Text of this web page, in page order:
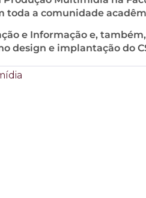
toda a comunidade
e Informação e,
design e implantação do